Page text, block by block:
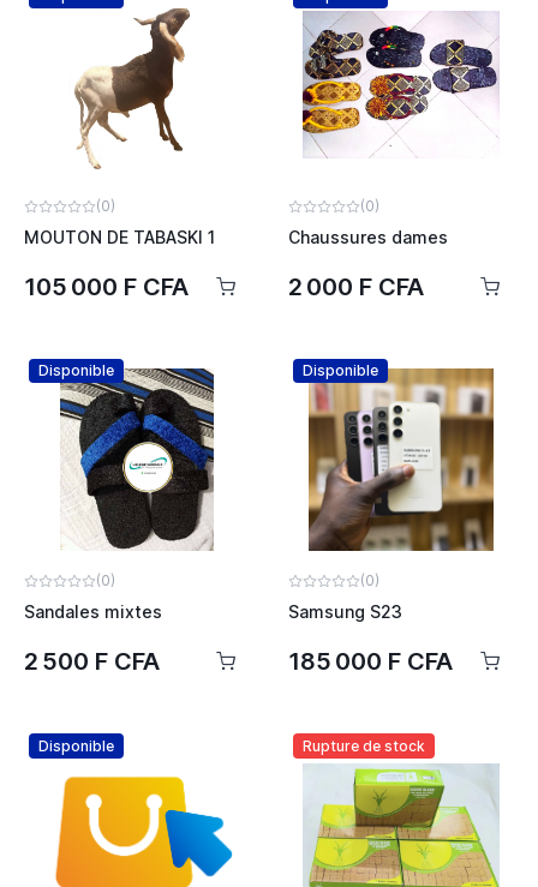
(0)
MOUTON DE TABASKI 1
105 000 F CFA
(0)
Chaussures dames
2 000 F CFA
Disponible
(0)
Sandales mixtes
2 500 F CFA
Disponible
(0)
Samsung S23
185 000 F CFA
Disponible Rupture de stock